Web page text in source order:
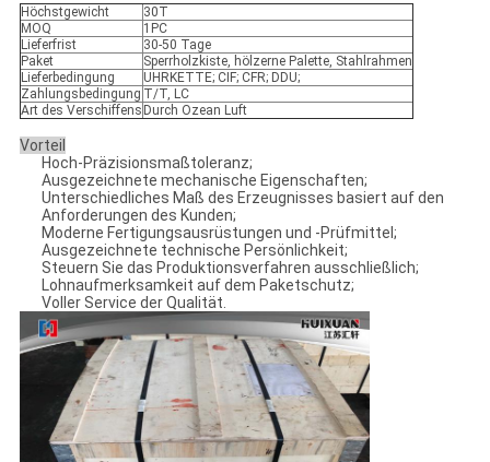
Höchstgewicht
30T
MOQ
1PC
Lieferfrist
30-50 Tage
Paket
Sperrholzkiste, hölzerne Palette, Stahlrahmen
Lieferbedingung
UHRKETTE; CIF; CFR; DDU;
Zahlungsbedingung T/T, LC
Art des Verschiffens Durch Ozean Luft
Vorteil
Hoch-Präzisionsmaßtoleranz;
Ausgezeichnete mechanische Eigenschaften;
Unterschiedliches Maß des Erzeugnisses basiert auf den
Anforderungen des Kunden;
Moderne Fertigungsausrüstungen und -Prüfmittel;
Ausgezeichnete technische Persönlichkeit;
Steuern Sie das Produktionsverfahren ausschließlich;
Lohnaufmerksamkeit auf dem Paketschutz;
Voller Service der Qualität.